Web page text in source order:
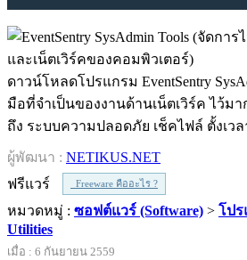
ดาวน์โหลดโปรแกรม EventSentry
มือที่จำเป็นของงานด้านเน็ตเวิร์ค ไว้มา
ถึง ระบบความปลอดภัย เช็คไฟล์ ตั้งเว
ผู้พัฒนา : NETIKUS.NET
ฟรีแวร์
Freeware คืออะไร ?
หมวดหมู่ : ซอฟต์แวร์ (Software) > โป
Utilities
เมื่อ : 6 กันยายน 2559